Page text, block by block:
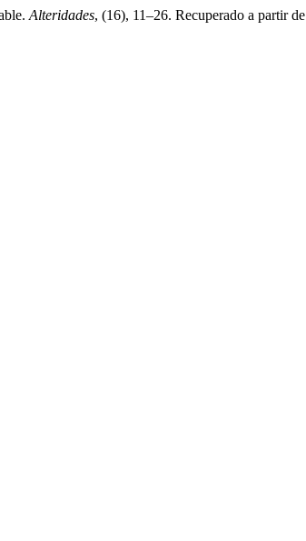
Alteridades, (16), 11–26. Recuperado a partir de